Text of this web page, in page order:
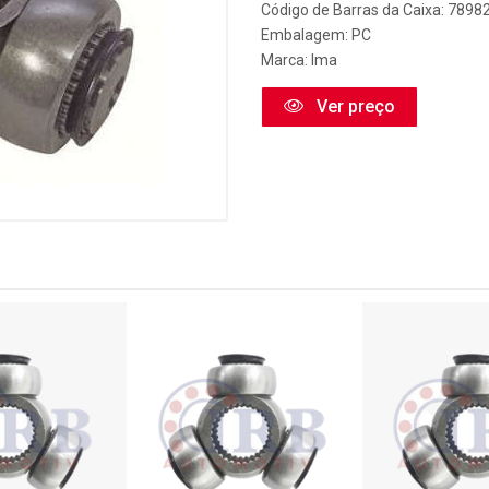
Código de Barras da Caixa:
Embalagem: PC
Marca: Ima
Ver preço